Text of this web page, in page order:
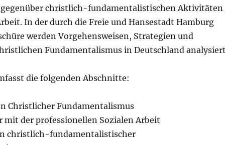
christlich-fundamentalistischen Aktivitäten
In der durch die Freie und Hansestadt Hamburg
werden Vorgehensweisen, Strategien und
Fundamentalismus in Deutschland
die folgenden Abschnitte:
Christlicher Fundamentalismus
mit der professionellen Sozialen Arbeit
christlich-fundamentalistischer